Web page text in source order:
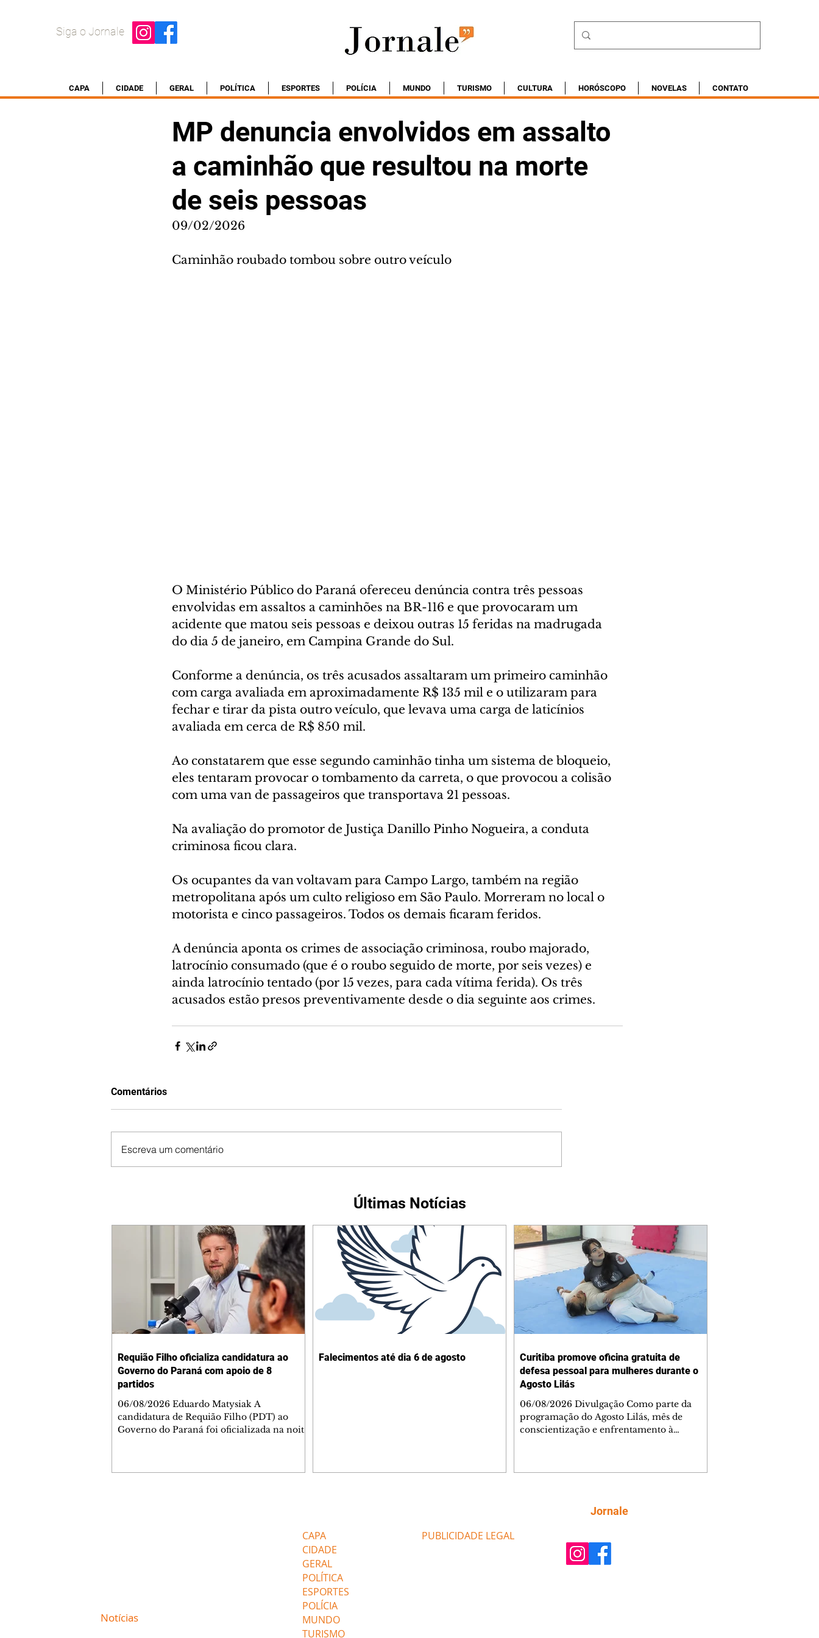
Siga o Jornale
CAPA CIDADE GERAL POLÍTICA ESPORTES POLÍCIA MUNDO TURISMO CULTURA HORÓSCOPO NOVELAS CONTATO
MP denuncia envolvidos em assalto
a caminhão que resultou na morte
de seis pessoas
09/02/2026
Caminhão roubado tombou sobre outro veículo
O Ministério Público do Paraná ofereceu denúncia contra três pessoas
envolvidas em assaltos a caminhões na BR-116 e que provocaram um
acidente que matou seis pessoas e deixou outras 15 feridas na madrugada
do dia 5 de janeiro, em Campina Grande do Sul.
Conforme a denúncia, os três acusados assaltaram um primeiro caminhão
com carga avaliada em aproximadamente R$ 135 mil e o utilizaram para
fechar e tirar da pista outro veículo, que levava uma carga de laticínios
avaliada em cerca de R$ 850 mil.
Ao constatarem que esse segundo caminhão tinha um sistema de bloqueio,
eles tentaram provocar o tombamento da carreta, o que provocou a colisão
com uma van de passageiros que transportava 21 pessoas.
Na avaliação do promotor de Justiça Danillo Pinho Nogueira, a conduta
criminosa ficou clara.
Os ocupantes da van voltavam para Campo Largo, também na região
metropolitana após um culto religioso em São Paulo. Morreram no local o
motorista e cinco passageiros. Todos os demais ficaram feridos.
A denúncia aponta os crimes de associação criminosa, roubo majorado,
latrocínio consumado (que é o roubo seguido de morte, por seis vezes) e
ainda latrocínio tentado (por 15 vezes, para cada vítima ferida). Os três
acusados estão presos preventivamente desde o dia seguinte aos crimes.
Comentários
Escreva um comentário
Últimas Notícias
Requião Filho oficializa candidatura ao
Governo do Paraná com apoio de 8
partidos
06/08/2026 Eduardo Matysiak A
candidatura de Requião Filho (PDT) ao
Governo do Paraná foi oficializada na noite
pela celebração da formação da coligação e
Falecimentos até dia 6 de agosto
Curitiba promove oficina gratuita de
defesa pessoal para mulheres durante o
Agosto Lilás
06/08/2026 Divulgação Como parte da
programação do Agosto Lilás, mês de
conscientização e enfrentamento à
Autoproteção, no Teatro da Vila, na Cidade
autoconfiança, incentivar o autocuidado e
Notícias
CAPA
CIDADE
GERAL
POLÍTICA
ESPORTES
POLÍCIA
MUNDO
TURISMO
PUBLICIDADE LEGAL
Jornale